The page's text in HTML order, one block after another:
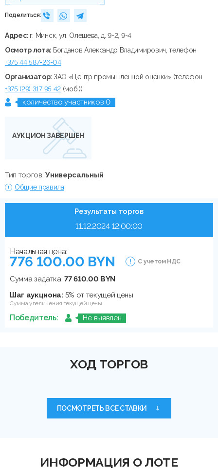
Поделиться:
Адрес: г. Минск, ул. Олешева, д. 9-2, 9-4
Осмотр лота: Богданов Александр Владимирович, телефон
+375 44 587-26-04
Организатор: ЗАО «Центр промышленной оценки» (телефон
+375 (29) 317 95 42(моб.))
количество участников 0
АУКЦИОН ЗАВЕРШЕН
Тип торгов:Универсальный
Общие правила
Результаты торгов
11.12.2024 12:00:00
Начальная цена:
776 100.00 BYN С учетом НДС
Сумма задатка:77 610.00 BYN
Шаг аукциона: 5% от текущей цены
Сумма увеличения текущей цены
Победитель: Не выявлен
ХОД ТОРГОВ
ПОСМОТРЕТЬ ВСЕ СТАВКИ
ИНФОРМАЦИЯ О ЛОТЕ